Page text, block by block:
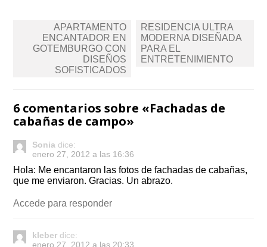
Navegación
entradas
APARTAMENTO
ENCANTADOR EN
GOTEMBURGO CON
DISEÑOS
SOFISTICADOS
RESIDENCIA ULTRA
MODERNA DISEÑADA
PARA EL
ENTRETENIMIENTO
6 comentarios sobre «Fachadas de
cabañas de campo»
Sonia dice:
enero 27, 2012 a las 16:36
Hola: Me encantaron las fotos de fachadas de cabañas,
que me enviaron. Gracias. Un abrazo.
Accede para responder
kleber dice:
enero 27, 2012 a las 20:33